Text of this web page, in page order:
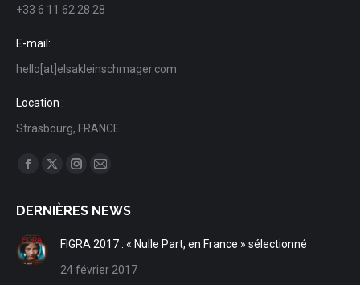
+33 6 11 62 28 28
E-mail:
hello[at]elsakleinschmager.com
Location :
Strasbourg, FRANCE
Trouvez nous sur :
Facebook
opens
in
new
window
X
opens
window
Instagram
opens
window
Mail
opens
window
DERNIÈRES NEWS
FIGRA 2017 : « Nulle Part, en France » sélectionné
24 février 2017